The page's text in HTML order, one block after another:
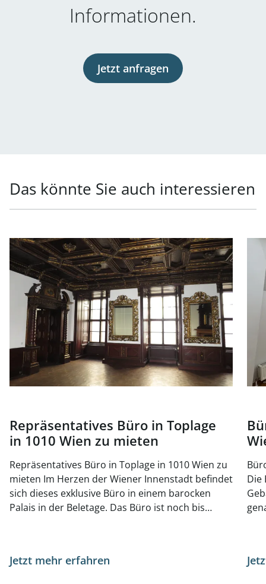
Informationen.
Jetzt anfragen
Das könnte Sie auch interessieren
Link zur Seite Repräsentatives Büro in Toplage in 1010
Repräsentatives Büro in Toplage
in 1010 Wien zu mieten
Repräsentatives Büro in Toplage in 1010 Wien zu
mieten Im Herzen der Wiener Innenstadt befindet
sich dieses exklusive Büro in einem barocken
Palais in der Beletage. Das Büro ist noch bis
141 m², welche zusätzlich angemietet werden
Jetzt mehr erfahren
Die